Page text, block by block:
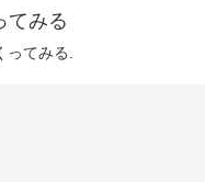
てみる
てみる.